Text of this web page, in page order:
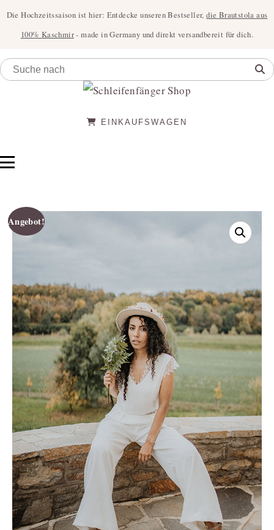
Die Hochzeitssaison ist hier: Entdecke unseren Bestseller,die Brautstola aus
100% Kaschmir- made in Germany und direkt versandbereit für dich.
EINKAUFSWAGEN
Angebot!